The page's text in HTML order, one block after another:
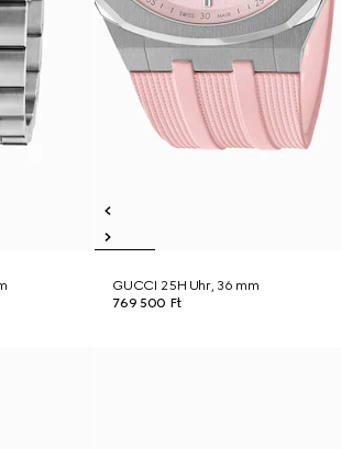
GUCCI 25H Uhr, 36 mm
769 500 Ft